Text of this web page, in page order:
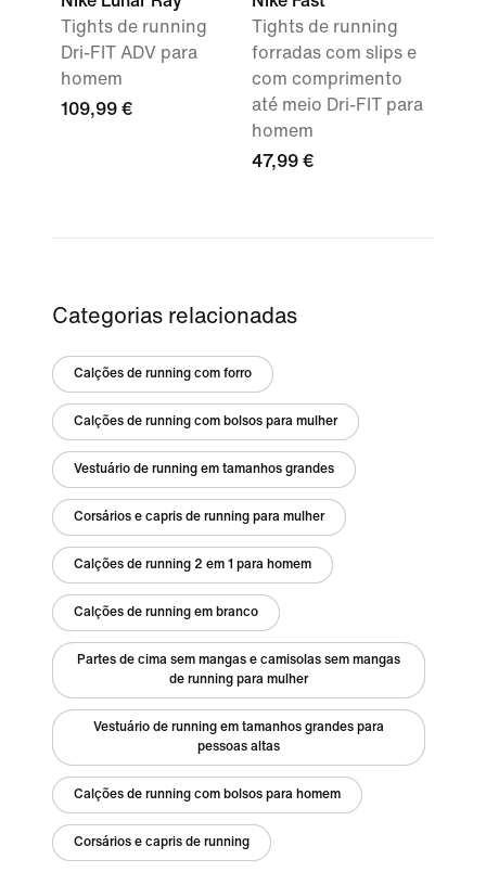
Tights de running
Dri-FIT ADV para
homem
109,99 €
Tights de running
forradas com slips e
com comprimento
até meio Dri-FIT para
homem
47,99 €
Categorias relacionadas
Calções de running com forro
Calções de running com bolsos para mulher
Vestuário de running em tamanhos grandes
Corsários e capris de running para mulher
Calções de running 2 em 1 para homem
Calções de running em branco
Partes de cima sem mangas e camisolas sem mangas
de running para mulher
Vestuário de running em tamanhos grandes para
pessoas altas
Calções de running com bolsos para homem
Corsários e capris de running